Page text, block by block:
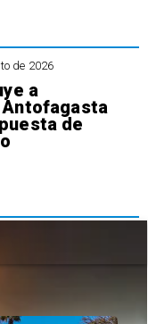
de 2026
a
Antofagasta
de